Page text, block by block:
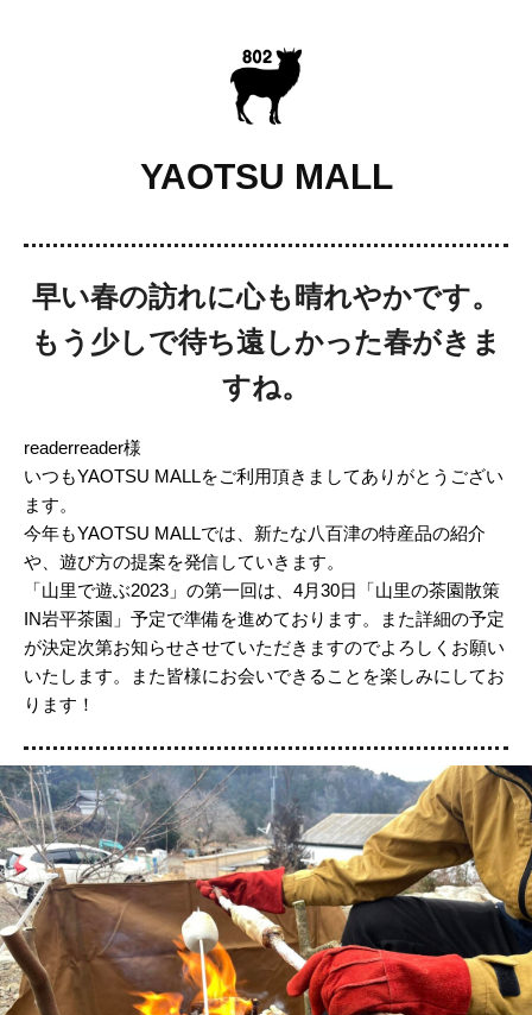
YAOTSU MALL
早い春の訪れに心も晴れやかです。
もう少しで待ち遠しかった春がきま
すね。
readerreader様
いつもYAOTSU MALLをご利用頂きましてありがとうござい
ます。
今年もYAOTSU MALLでは、新たな八百津の特産品の紹介
や、遊び方の提案を発信していきます。
「山里で遊ぶ2023 」の第一回は、4月30日「山里の茶園散策
IN岩平茶園」予定で準備を進めております。
また詳細の予定
が決定次第お知らせさせていただきますのでよろしくお願い
いたします。また皆様にお会いできることを楽しみにしてお
ります！